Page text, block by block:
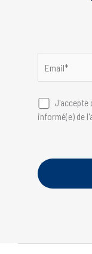
J'accepte
informé(e) de